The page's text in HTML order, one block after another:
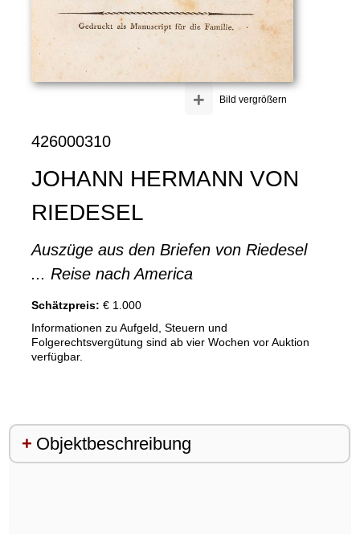
Bild vergrößern
+
426000310
JOHANN HERMANN VON
RIEDESEL
Auszüge aus den Briefen von Riedesel
... Reise nach America
Schätzpreis: € 1.000
Informationen zu Aufgeld, Steuern und
Folgerechtsvergütung sind ab vier Wochen vor Auktion
verfügbar.
Objektbeschreibung